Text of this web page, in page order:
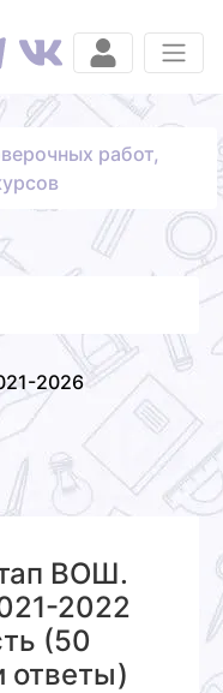
работ,
2026
ВОШ.
2022
(50
ответы)